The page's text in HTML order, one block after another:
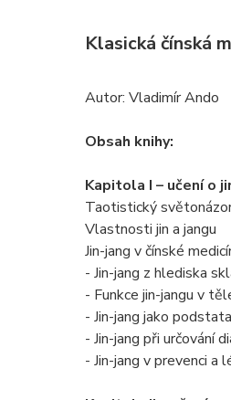
Klasická čínská
Autor: Vladimír Ando
Obsah knihy:
Kapitola I – učení o
Taotistický
Vlastnosti jin a jangu
Jin-jang v čínské
- Jin-jang z hlediska
- Funkce jin-jangu v
- Jin-jang jako
- Jin-jang při určování
- Jin-jang v prevenci a